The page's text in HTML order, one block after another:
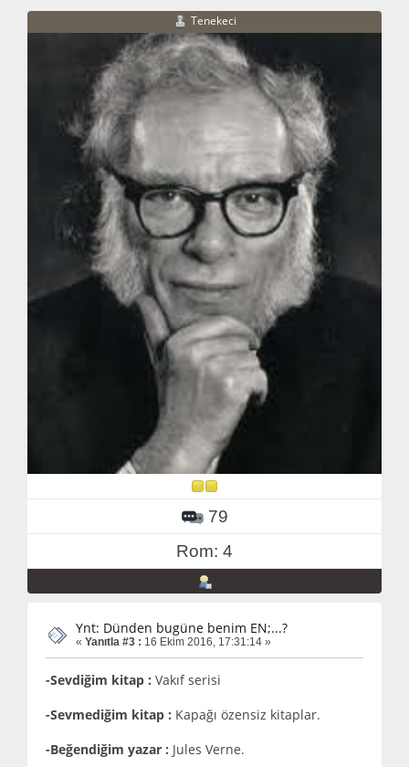
Tenekeci
79
Rom: 4
Ynt: Dünden bugüne benim EN;...?
« Yanıtla #3 : 16 Ekim 2016, 17:31:14 »
-Sevdiğim kitap : Vakıf serisi
-Sevmediğim kitap : Kapağı özensiz kitaplar.
-Beğendiğim yazar : Jules Verne.